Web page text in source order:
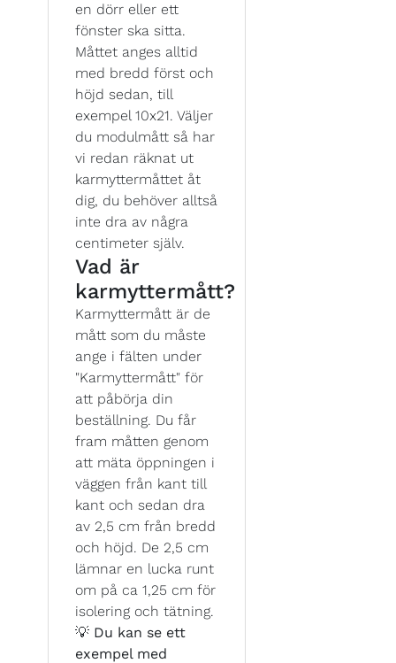
en dörr eller ett
fönster ska sitta.
Måttet anges alltid
med bredd först och
höjd sedan, till
exempel 10x21. Väljer
du modulmått så har
vi redan räknat ut
karmyttermåttet åt
dig, du behöver alltså
inte dra av några
centimeter själv.
Vad är
karmyttermått?
Karmyttermått är de
mått som du måste
ange i fälten under
"Karmyttermått" för
att påbörja din
beställning. Du får
fram måtten genom
att mäta öppningen i
väggen från kant till
kant och sedan dra
av 2,5 cm från bredd
och höjd. De 2,5 cm
lämnar en lucka runt
om på ca 1,25 cm för
isolering och tätning.
💡 Du kan se ett
exempel med